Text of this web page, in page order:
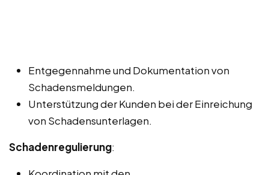
Entgegennahme und Dokumentation von
Schadensmeldungen.
Unterstützung der Kunden bei der Einreichung
von Schadensunterlagen.
Schadenregulierung: